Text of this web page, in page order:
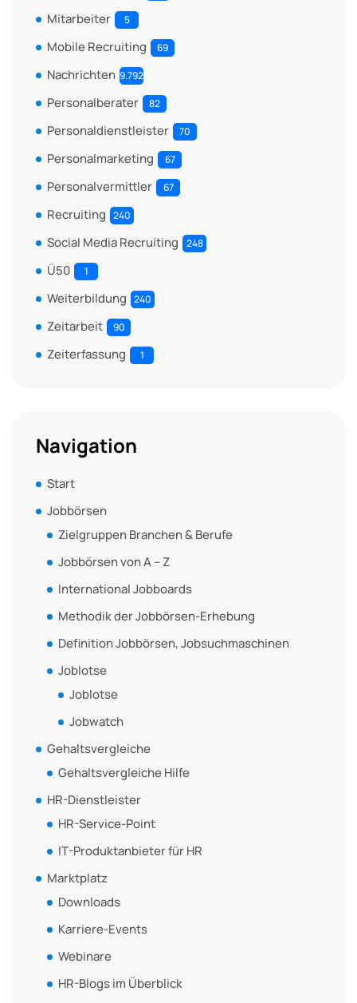
Mitarbeiter 5
Mobile Recruiting 69
Nachrichten 9.792
Personalberater 82
Personaldienstleister 70
Personalmarketing 67
Personalvermittler 67
Recruiting 240
Social Media Recruiting 248
Ü50 1
Weiterbildung 240
Zeitarbeit 90
Zeiterfassung 1
Navigation
Start
Jobbörsen
Zielgruppen Branchen & Berufe
Jobbörsen von A – Z
International Jobboards
Methodik der Jobbörsen-Erhebung
Definition Jobbörsen, Jobsuchmaschinen
Joblotse
Joblotse
Jobwatch
Gehaltsvergleiche
Gehaltsvergleiche Hilfe
HR-Dienstleister
HR-Service-Point
IT-Produktanbieter für HR
Marktplatz
Downloads
Karriere-Events
Webinare
HR-Blogs im Überblick